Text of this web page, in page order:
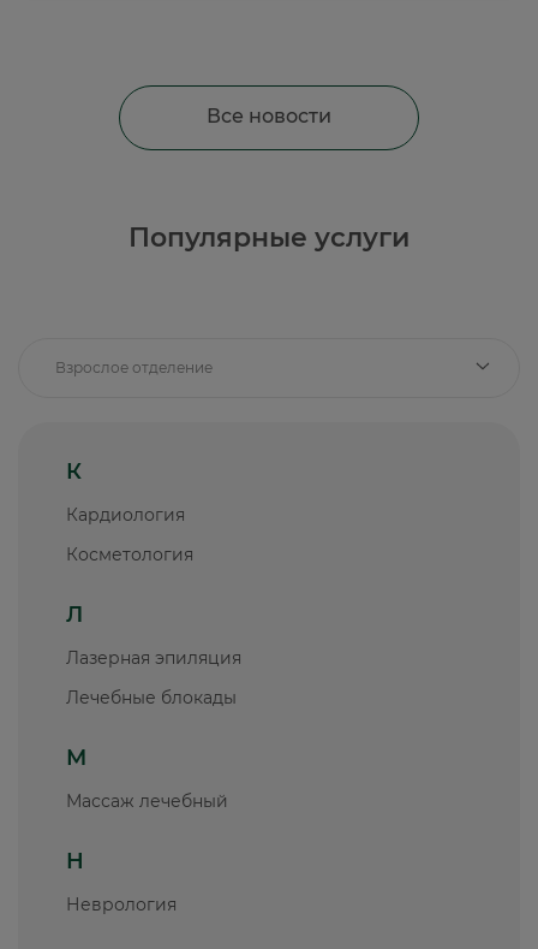
Все новости
Популярные услуги
Взрослое отделение
К
Кардиология
Косметология
Л
Лазерная эпиляция
Лечебные блокады
М
Массаж лечебный
Н
Неврология